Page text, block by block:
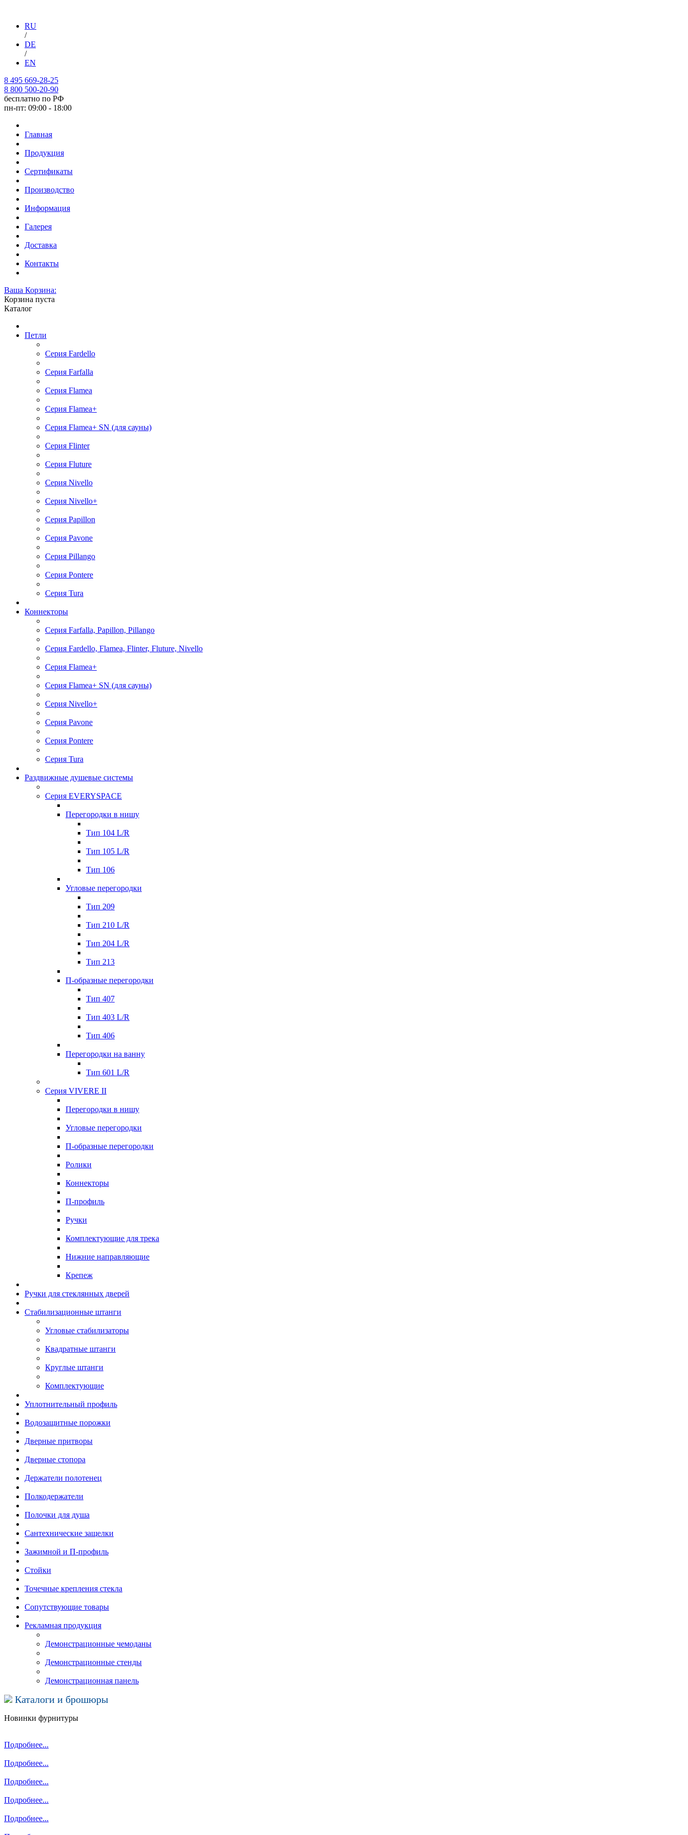
RU
/
DE
/
EN
8 495 669-28-25
8 800 500-20-90
бесплатно по РФ
пн-пт: 09:00 - 18:00
Главная
Продукция
Сертификаты
Производство
Информация
Галерея
Доставка
Контакты
Ваша Корзина:
Корзина пуста
Каталог
Петли
Серия Fardello
Серия Farfalla
Серия Flamea
Серия Flamea+
Серия Flamea+ SN (для сауны)
Серия Flinter
Серия Fluture
Серия Nivello
Серия Nivello+
Серия Papillon
Серия Pavone
Серия Pillango
Серия Pontere
Серия Tura
Коннекторы
Серия Farfalla, Papillon, Pillango
Серия Fardello, Flamea, Flinter, Fluture, Nivello
Серия Flаmea+
Серия Flamea+ SN (для сауны)
Серия Nivello+
Cерия Pavone
Серия Pontere
Серия Tura
Раздвижные душевые системы
Серия EVERYSPACE
Перегорoдки в нишу
Тип 104 L/R
Тип 105 L/R
Тип 106
Углoвые перегородки
Тип 209
Тип 210 L/R
Тип 204 L/R
Тип 213
П-образные перегорoдки
Тип 407
Тип 403 L/R
Тип 406
Перегородки на ванну
Тип 601 L/R
Серия VIVERE II
Перегородки в нишу
Угловые перегородки
П-образные перегородки
Ролики
Коннекторы
П-профиль
Ручки
Комплектующие для трека
Нижние направляющие
Крепеж
Ручки для стеклянных дверей
Стабилизационные штанги
Угловые стабилизаторы
Квадратные штанги
Круглые штанги
Комплектующие
Уплотнительный профиль
Водозащитные порожки
Дверные притворы
Дверные стопора
Держатели полотенец
Полкодержатели
Полочки для душа
Сантехнические защелки
Зажимной и П-профиль
Стойки
Точечные крепления стекла
Сопутствующие товары
Рекламная продукция
Демонстрационные чемоданы
Демонстрационные стенды
Демонстрационная панель
Каталоги и брошюры
Новинки фурнитуры
Подробнее...
Подробнее...
Подробнее...
Подробнее...
Подробнее...